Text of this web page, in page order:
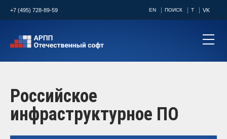
+7 (495) 728-89-59 EN ПОИСК T VK
Российское
инфраструктурное ПО